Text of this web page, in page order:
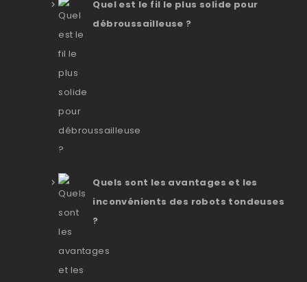
Quel est le fil le plus solide pour
débroussailleuse ?
Quels sont les avantages et les
inconvénients des robots tondeuses
?